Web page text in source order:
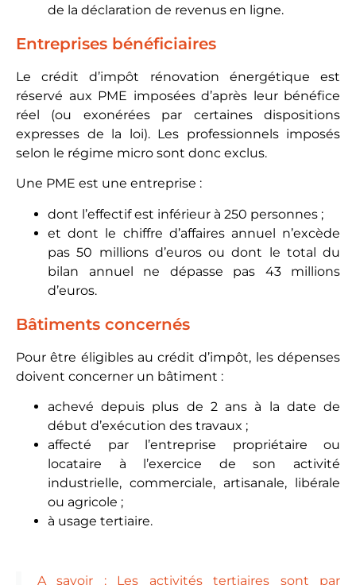
de la déclaration de revenus en ligne.
Entreprises bénéficiaires
Le crédit d’impôt rénovation énergétique est
réservé aux PME imposées d’après leur bénéfice
réel (ou exonérées par certaines dispositions
expresses de la loi). Les professionnels imposés
selon le régime micro sont donc exclus.
Une PME est une entreprise :
dont l’effectif est inférieur à 250 personnes ;
et dont le chiffre d’affaires annuel n’excède
pas 50 millions d’euros ou dont le total du
bilan annuel ne dépasse pas 43 millions
d’euros.
Bâtiments concernés
Pour être éligibles au crédit d’impôt, les dépenses
doivent concerner un bâtiment :
achevé depuis plus de 2 ans à la date de
début d’exécution des travaux ;
affecté par l’entreprise propriétaire ou
locataire à l’exercice de son activité
industrielle, commerciale, artisanale, libérale
ou agricole ;
à usage tertiaire.
A savoir : Les activités tertiaires sont par